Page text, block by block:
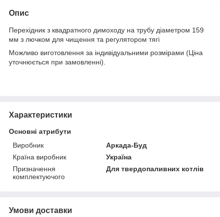
Опис
Перехідник з квадратного димоходу на трубу діаметром 159
мм з лючком для чищення та регулятором тягі
Можливо виготовлення за індивідуальними розмірами (Ціна
уточнюється при замовленні).
Характеристики
Основні атрибути
Виробник
Аркада-Буд
Країна виробник
Україна
Призначення
комплектуючого
Для твердопаливних котлів
Умови доставки